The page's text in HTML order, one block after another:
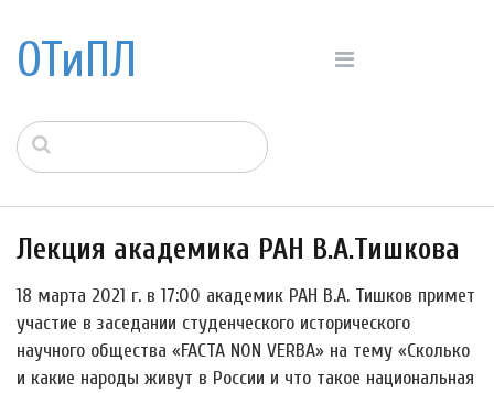
ОТиПЛ
Лекция академика РАН В.А.Тишкова
18 марта 2021 г. в 17:00 академик РАН В.А. Тишков примет
участие в заседании студенческого исторического
научного общества «FACTA NON VERBA» на тему «Сколько
и какие народы живут в России и что такое национальная